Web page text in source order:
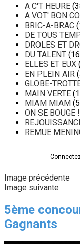
A C'T HEURE
A VOT' BON
BRIC-A-BRAC
DE TOUS
DROLES ET
DU TALENT
ELLES ET EUX
EN PLEIN AIR
GLOBE-
MAIN VERTE
MIAM MIAM
ON SE BOUGE !
REMUE
Image précédente
Image suivante
5ème
Gagnants